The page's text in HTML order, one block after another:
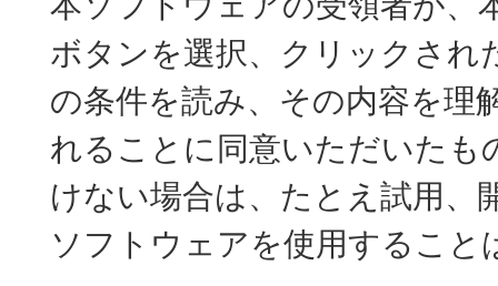
ボタンを選択、クリックされ
の条件を読み、その内容を理
れることに同意いただいたも
けない場合は、たとえ試用、
ソフトウェアを使用すること